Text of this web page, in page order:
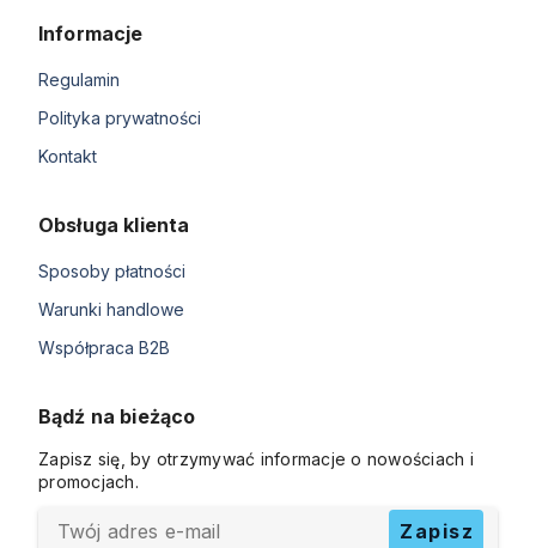
Informacje
Regulamin
Polityka prywatności
Kontakt
Obsługa klienta
Sposoby płatności
Warunki handlowe
Współpraca B2B
Bądź na bieżąco
Zapisz się, by otrzymywać informacje o nowościach i
promocjach.
Twój adres e-mail Zapisz